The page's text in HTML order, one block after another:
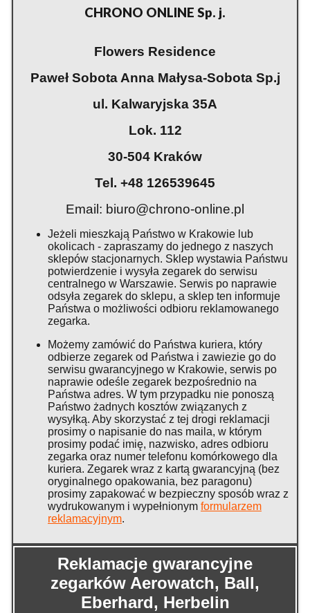
CHRONO ONLINE Sp. j.
Flowers Residence
Paweł Sobota Anna Małysa-Sobota Sp.j
ul. Kalwaryjska 35A
Lok. 112
30-504 Kraków
Tel. +48 126539645
Email: biuro@chrono-online.pl
Jeżeli mieszkają Państwo w Krakowie lub
okolicach - zapraszamy do jednego z naszych
sklepów stacjonarnych. Sklep wystawia Państwu
potwierdzenie i wysyła zegarek do serwisu
centralnego w Warszawie. Serwis po naprawie
odsyła zegarek do sklepu, a sklep ten informuje
Państwa o możliwości odbioru reklamowanego
zegarka.
Możemy zamówić do Państwa kuriera, który
odbierze zegarek od Państwa i zawiezie go do
serwisu gwarancyjnego w Krakowie, serwis po
naprawie odeśle zegarek bezpośrednio na
Państwa adres. W tym przypadku nie ponoszą
Państwo żadnych kosztów związanych z
wysyłką. Aby skorzystać z tej drogi reklamacji
prosimy o napisanie do nas maila, w którym
prosimy podać imię, nazwisko, adres odbioru
zegarka oraz numer telefonu komórkowego dla
kuriera. Zegarek wraz z kartą gwarancyjną (bez
oryginalnego opakowania, bez paragonu)
prosimy zapakować w bezpieczny sposób wraz z
wydrukowanym i wypełnionym formularzem
reklamacyjnym.
Reklamacje gwarancyjne
zegarków Aerowatch, Ball,
Eberhard, Herbelin